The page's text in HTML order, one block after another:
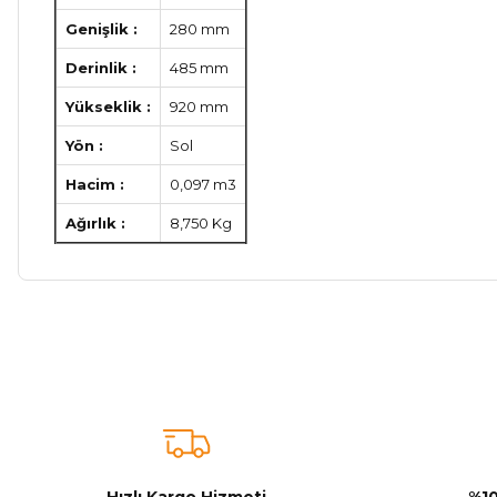
Genişlik : 280 mm
Derinlik : 485 mm
Yükseklik : 920 mm
Yön : Sol
Hacim : 0,097 m3
Ağırlık : 8,750 Kg
Ürün açıklamasında eksik bilgiler bulunuyor.